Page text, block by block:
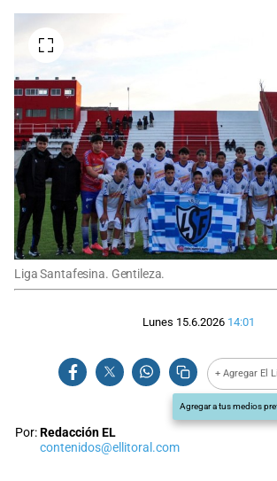
Liga Santafesina. Gentileza.
Lunes 15.6.2026 14:01
+ Agregar El
Agregar a tus medios
Por:Redacción EL
contenidos@ellitoral.com